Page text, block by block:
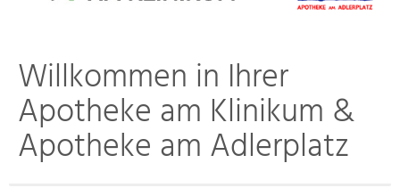
Willkommen in Ihrer
Apotheke am Klinikum &
Apotheke am Adlerplatz